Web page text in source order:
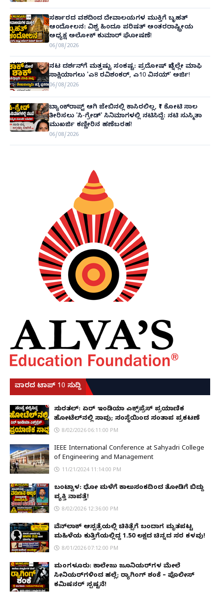
ಸರ್ಕಾರದ ವಶದಿಂದ ದೇವಾಲಯಗಳ ಮುಕ್ತಿಗೆ ಬೃಹತ್
ಆಂದೋಲನ: ವಿಶ್ವ ಹಿಂದೂ ಪರಿಷತ್ ಅಂತರರಾಷ್ಟ್ರೀಯ
ಅಧ್ಯಕ್ಷ ಅಲೋಕ್ ಕುಮಾರ್ ಘೋಷಣೆ!
06/08/2026
ನಟ ದರ್ಶನ್‌ಗೆ ಮತ್ತಷ್ಟು ಸಂಕಷ್ಟ: ಪ್ರದೋಷ್ ಬೆನ್ನಲ್ಲೇ ಮಾಫಿ
ಸಾಕ್ಷಿಯಾಗಲು 'ಎ8 ರವಿಶಂಕರ್, ಎ10 ವಿನಯ್' ಅರ್ಜಿ!
06/08/2026
ಬ್ಯಾಂಕ್‌ರಾಪ್ಟ್‌ ಆಗಿ ಜೇಬಿನಲ್ಲಿ ಕಾಸಿರಲಿಲ್ಲ, ₹1 ಕೋಟಿ ಸಾಲ
ತೀರಿಸಲು 'ಸಿ-ಗ್ರೇಡ್' ಸಿನಿಮಾಗಳಲ್ಲಿ ನಟಿಸಿದ್ದೆ: ನಟಿ ಸುಸ್ಮಿತಾ
ಮುಖರ್ಜಿ ಕಣ್ಣೀರಿನ ಹಣೆಬರಹ!
06/08/2026
ವಾರದ ಟಾಪ್ 10 ಸುದ್ದಿ
ಸುರತ್ಕಲ್: ಏರ್ ಇಂಡಿಯಾ ಎಕ್ಸ್‌ಪ್ರೆಸ್ ಪ್ರಯಾಣಿಕ
ಹೋಟೆಲ್‌ನಲ್ಲಿ ಸಾವು; ಸಂಸ್ಥೆಯಿಂದ ಸಂತಾಪ ಪ್ರಕಟಣೆ
8/02/2026 06:11:00 PM
IEEE International Conference at Sahyadri College
of Engineering and Management
11/21/2024 11:14:00 PM
ಬಂಟ್ವಾಳ: ಧೋ ಮಳೆಗೆ ಕಾಲುಸಂಕದಿಂದ ತೋಡಿಗೆ ಬಿದ್ದು
ವ್ಯಕ್ತಿ ನಾಪತ್ತೆ!
8/02/2026 12:36:00 PM
ವೆನ್‌ಲಾಕ್ ಆಸ್ಪತ್ರೆಯಲ್ಲಿ ಚಿಕಿತ್ಸೆಗೆ ಬಂದಾಗ ಮೃತಪಟ್ಟ
ಮಹಿಳೆಯ ಕುತ್ತಿಗೆಯಲ್ಲಿದ್ದ ₹1.50 ಲಕ್ಷದ ಚಿನ್ನದ ಸರ ಕಳವು!
8/01/2026 07:12:00 PM
ಮಂಗಳೂರು: ಕಾಲೇಜು ಜೂನಿಯರ್‌ಗಳ ಮೇಲೆ
ಸೀನಿಯರ್‌ಗಳಿಂದ ಹಲ್ಲೆ; ರ‌್ಯಾಗಿಂಗ್ ಶಂಕೆ – ಪೊಲೀಸ್
ಕಮಿಷನರ್ ಸ್ಪಷ್ಟನೆ!